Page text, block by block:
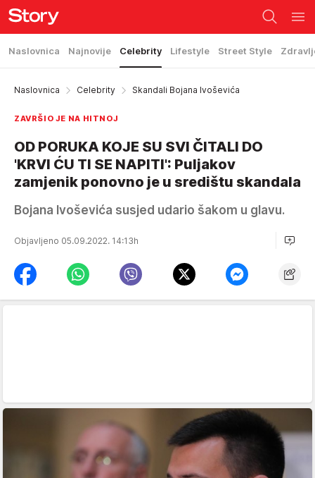
Naslovnica Najnovije Celebrity Lifestyle Street Style
Naslovnica Celebrity Skandali Bojana Ivoševića
ZAVRŠIO JE NA HITNOJ
OD PORUKA KOJE SU SVI ČITALI DO
'KRVI ĆU TI SE NAPITI': Puljakov
zamjenik ponovno je u središtu skandala
Bojana Ivoševića susjed udario šakom u glavu.
Objavljeno 05.09.2022. 14:13h